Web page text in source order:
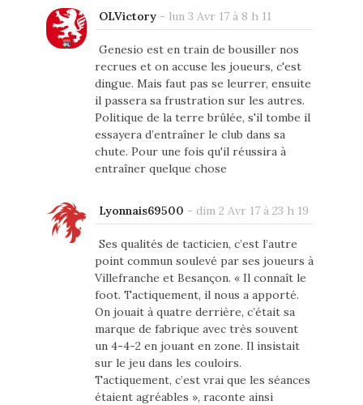
OLVictory- lun 3 Avr 17 à 8 h 11
Genesio est en train de bousiller nos
recrues et on accuse les joueurs, c'est
dingue. Mais faut pas se leurrer, ensuite
il passera sa frustration sur les autres.
Politique de la terre brûlée, s'il tombe il
essayera d’entraîner le club dans sa
chute. Pour une fois qu'il réussira à
entraîner quelque chose
Lyonnais69500 - dim 2 Avr 17 à 23 h 19
Ses qualités de tacticien, c’est l’autre
point commun soulevé par ses joueurs à
Villefranche et Besançon. « Il connaît le
foot. Tactiquement, il nous a apporté.
On jouait à quatre derrière, c’était sa
marque de fabrique avec très souvent
un 4-4-2 en jouant en zone. Il insistait
sur le jeu dans les couloirs.
Tactiquement, c’est vrai que les séances
étaient agréables », raconte ainsi